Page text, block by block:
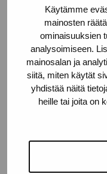
Käytämme
mainosten
ominaisuuksien
analysoimiseen.
mainosalan ja
siitä, miten käytät
yhdistää näitä
heille tai joita on
10600 Tammisaari
+358 (0)50 371 6339